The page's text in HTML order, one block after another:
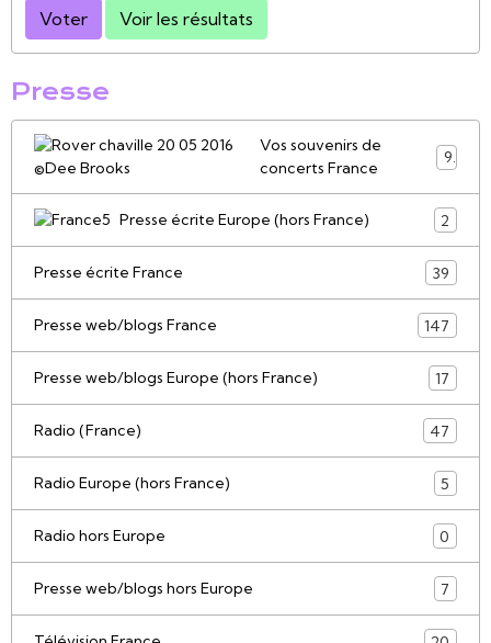
Voter Voir les résultats
Presse
Vos souvenirs de
concerts France
9
Presse écrite Europe (hors France) 2
Presse écrite France 39
Presse web/blogs France 147
Presse web/blogs Europe (hors France) 17
Radio (France) 47
Radio Europe (hors France) 5
Radio hors Europe 0
Presse web/blogs hors Europe 7